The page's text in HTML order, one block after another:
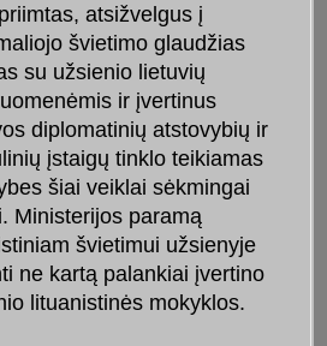
atsižvelgus į
švietimo glaudžias
su užsienio lietuvių
ir įvertinus
diplomatinių atstovybių ir
įstaigų tinklo teikiamas
šiai veiklai sėkmingai
Ministerijos paramą
švietimui užsienyje
ne kartą palankiai įvertino
lituanistinės mokyklos.